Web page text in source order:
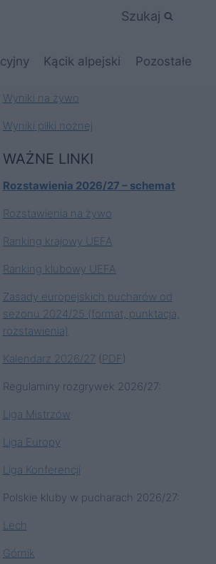
Szukaj
Kącik alpejski Pozostałe
Wyniki na żywo
Wyniki piłki nożnej
WAŻNE LINKI
Rozstawienia 2026/27 – schemat
Rozstawienia na żywo
Ranking krajowy UEFA
Ranking klubowy UEFA
Zasady europejskich pucharów od
sezonu 2024/25 (format, punktacja,
rozstawienia)
Kalendarz 2026/27 (PDF)
Regulaminy rozgrywek 2026/27:
Liga Mistrzów
Liga Europy
Liga Konferencji
Polskie kluby w pucharach 2026/27:
Lech
Górnik